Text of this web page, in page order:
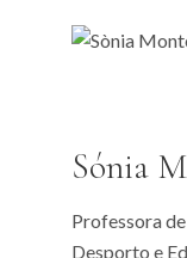
Sónia
Professora
Desporto e